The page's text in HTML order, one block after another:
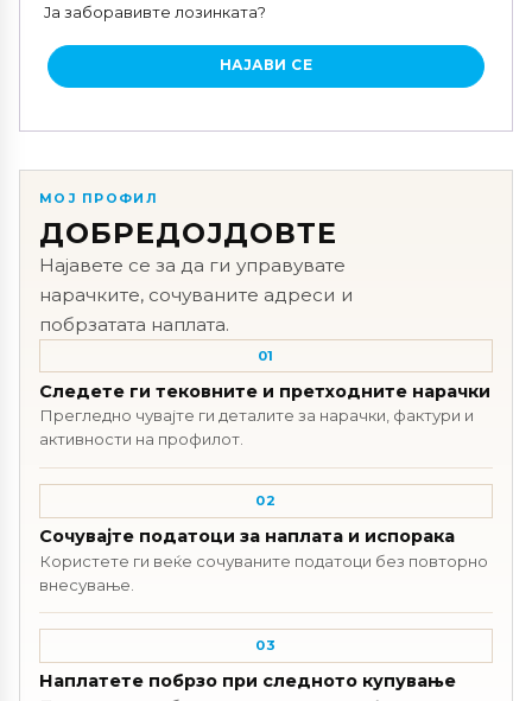
Ја заборавивте лозинката?
НАЈАВИ СЕ
МОЈ ПРОФИЛ
ДОБРЕДОЈДОВТЕ
Најавете се за да ги управувате
нарачките, сочуваните адреси и
побрзатата наплата.
01
Следете ги тековните и претходните нарачки
Прегледно чувајте ги деталите за нарачки, фактури и
активности на профилот.
02
Сочувајте податоци за наплата и испорака
Користете ги веќе сочуваните податоци без повторно
внесување.
03
Наплатете побрзо при следното купување